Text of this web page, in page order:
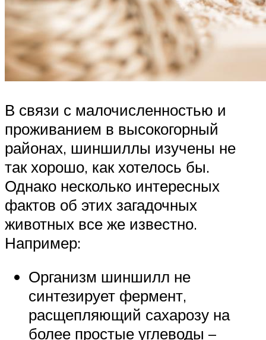
В связи с малочисленностью и
проживанием в высокогорный
районах, шиншиллы изучены не
так хорошо, как хотелось бы.
Однако несколько интересных
фактов об этих загадочных
животных все же известно.
Например:
Организм шиншилл не
синтезирует фермент,
расщепляющий сахарозу на
более простые углеводы –